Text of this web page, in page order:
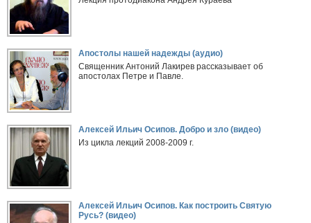
Апостолы нашей надежды (аудио)
Священник Антоний Лакирев рассказывает об
апостолах Петре и Павле.
Алексей Ильич Осипов. Добро и зло (видео)
Из цикла лекций 2008-2009 г.
Алексей Ильич Осипов. Как построить Святую
Русь? (видео)